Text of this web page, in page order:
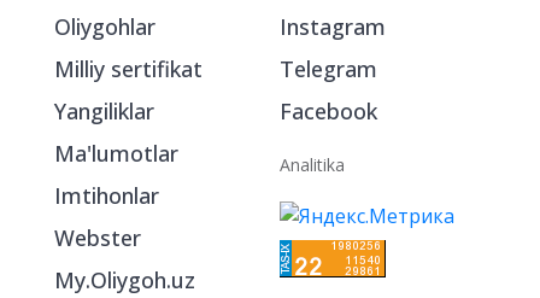
Oliygohlar
Milliy sertifikat
Yangiliklar
Ma'lumotlar
Imtihonlar
Webster
My.Oliygoh.uz
Instagram
Telegram
Facebook
Analitika